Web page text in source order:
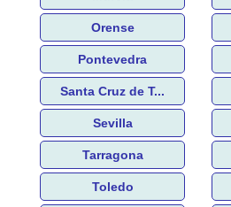
Orense
Pontevedra
Santa Cruz de T...
Sevilla
Tarragona
Toledo